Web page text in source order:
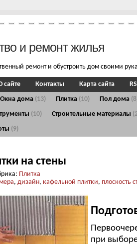
и ремонт жилья
ремонт и обустроить дом своими
Окна дома (13) Плитка (10) Пол дома
(10) Строительные материалы
(9)
сайте Контакты Карта сайта
на стены
Плитка
, дизайн, кафельной плитки, плоскость
при